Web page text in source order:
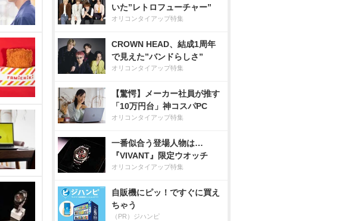
いた”レトロフューチャー”
オリコンタイアップ特集
CROWN HEAD、結成1周年
で見えた”バンドらしさ”
オリコンタイアップ特集
【驚愕】メーカー社員が推す
「10万円台」神コスパPC
オリコンタイアップ特集
一番似合う登場人物は…
『VIVANT』限定ウオッチ
オリコンタイアップ特集
自販機にピッ！ですぐに買え
ちゃう
（PR）ジハンピ